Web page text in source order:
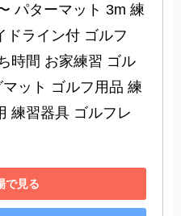
パターマット 3m 練
ドライン付 ゴルフ
時間 お家練習 ゴル
ット ゴルフ用品 練
練習器具 ゴルフレ
で見る